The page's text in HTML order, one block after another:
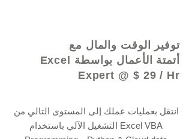
توفير الوقت والمال مع
أتمتة الأعمال بواسطة Excel
Expert @ $ 29 / Hr
انتقل بعمليات عملك إلى المستوى التالي من
التشغيل الآلي باستخدام Excel VBA